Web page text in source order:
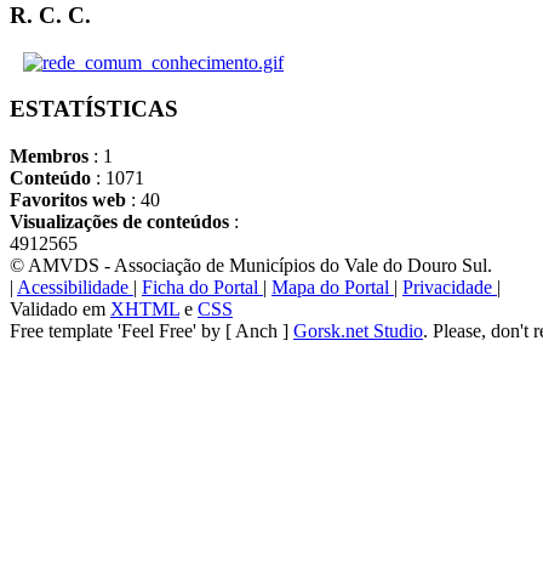
R. C. C.
ESTATÍSTICAS
Membros : 1
Conteúdo : 1071
Favoritos web : 40
Visualizações de conteúdos :
4912565
© AMVDS - Associação de Municípios do Vale do Douro Sul.
| Acessibilidade | Ficha do Portal | Mapa do Portal | Privacidade |
Validado em XHTML e CSS
Free template 'Feel Free' by [ Anch ] Gorsk.net Studio. Please, don't